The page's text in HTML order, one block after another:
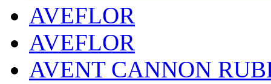
AVEFLOR
AVEFLOR
AVENT CANNON